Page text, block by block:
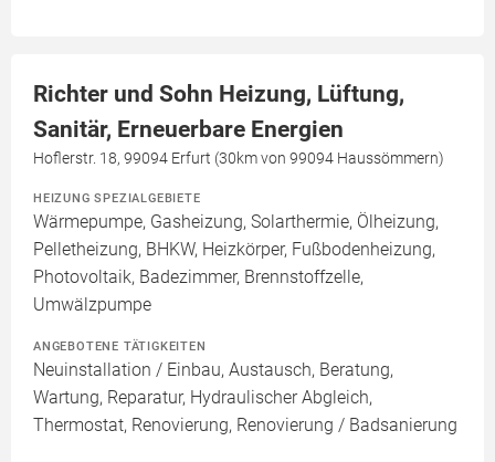
Richter und Sohn Heizung, Lüftung,
Sanitär, Erneuerbare Energien
Hoflerstr. 18, 99094 Erfurt (30km von 99094 Haussömmern)
HEIZUNG SPEZIALGEBIETE
Wärmepumpe, Gasheizung, Solarthermie, Ölheizung,
Pelletheizung, BHKW, Heizkörper, Fußbodenheizung,
Photovoltaik, Badezimmer, Brennstoffzelle,
Umwälzpumpe
ANGEBOTENE TÄTIGKEITEN
Neuinstallation / Einbau, Austausch, Beratung,
Wartung, Reparatur, Hydraulischer Abgleich,
Thermostat, Renovierung, Renovierung / Badsanierung